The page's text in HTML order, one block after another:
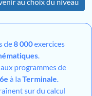
de8 000exercices
.
programmes de
6e à la Terminale.
sur du calcul